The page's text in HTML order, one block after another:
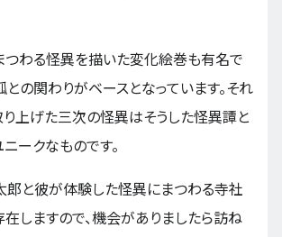
つわる怪異を描いた変化絵巻も有名で
との関わりがベースとなっています。それ
上げた三次の怪異はそうした怪異譚と
ークなものです。
郎と彼が体験した怪異にまつわる寺社
しますので、機会がありましたら訪ね